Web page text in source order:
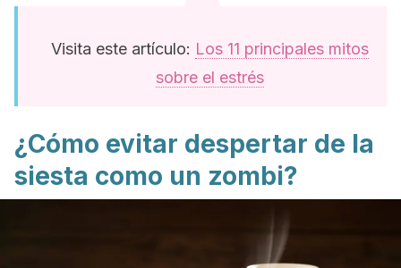
Visita este artículo: Los 11 principales mitos
sobre el estrés
¿Cómo evitar despertar de la
siesta como un zombi?